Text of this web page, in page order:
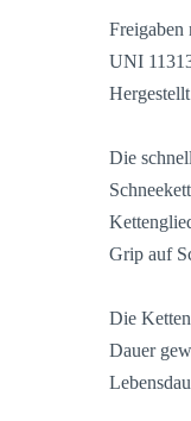
Freigaben
UNI
Die
Grip auf
Die
Dauer